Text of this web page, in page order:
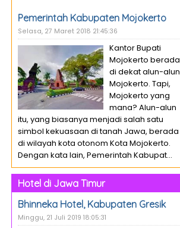
Pemerintah Kabupaten Mojokerto
Selasa, 27 Maret 2018 21:45:36
Kantor Bupati
Mojokerto berada
di dekat alun-alun
Mojokerto. Tapi,
Mojokerto yang
mana? Alun-alun
itu, yang biasanya menjadi salah satu
simbol kekuasaan di tanah Jawa, berada
di wilayah kota otonom Kota Mojokerto.
Dengan kata lain, Pemerintah Kabupat...
Hotel di Jawa Timur
Bhinneka Hotel, Kabupaten Gresik
Minggu, 21 Juli 2019 18:05:31